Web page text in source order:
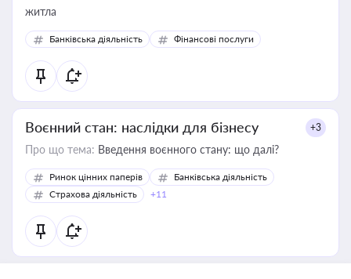
житла
Банківська діяльність Фінансові послуги
Воєнний стан: наслідки для бізнесу +3
Про що тема: Введення воєнного стану: що далі?
Ринок цінних паперів
Банківська діяльність
Страхова діяльність
+11